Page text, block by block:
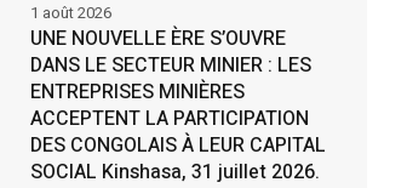
UNE NOUVELLE ÈRE S’OUVRE
DANS LE SECTEUR MINIER : LES
ENTREPRISES MINIÈRES
ACCEPTENT LA PARTICIPATION
DES CONGOLAIS À LEUR CAPITAL
SOCIAL Kinshasa, 31 juillet 2026.
1 août 2026